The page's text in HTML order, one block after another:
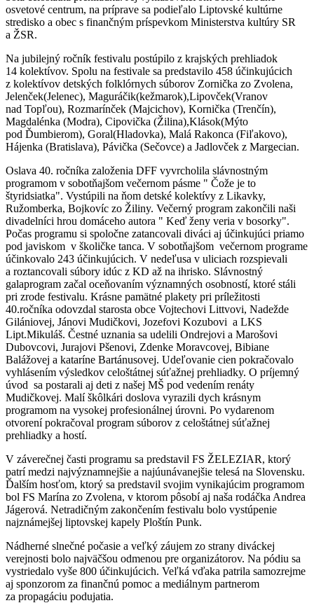
osvetové centrum, na príprave sa podieľalo Liptovské kultúrne
stredisko a obec s finančným príspevkom Ministerstva kultúry SR
a ŽSR.
Na jubilejný ročník festivalu postúpilo z krajských prehliadok
14 kolektívov. Spolu na festivale sa predstavilo 458 účinkujúcich
z kolektívov detských folklórnych súborov Zornička zo Zvolena,
Jelenček(Jelenec), Maguráčik(kežmarok),Lipovček(Vranov
nad Topľou), Rozmarínček (Majcichov), Kornička (Trenčín),
Magdalénka (Modra), Cipovička (Žilina),Klások(Mýto
pod Ďumbierom), Goral(Hladovka), Malá Rakonca (Fiľakovo),
Hájenka (Bratislava), Pávička (Sečovce) a Jadlovček z Margecian.
Oslava 40. ročníka založenia DFF vyvrcholila slávnostným
programom v sobotňajšom večernom pásme " Čože je to
štyridsiatka". Vystúpili na ňom detské kolektívy z Likavky,
Ružomberka, Bojkovíc zo Žiliny. Večerný program zakončili naši
divadelníci hrou domáceho autora " Keď ženy veria v bosorky".
Počas programu si spoločne zatancovali diváci aj účinkujúci priamo
pod javiskom v školičke tanca. V sobotňajšom večernom programe
účinkovalo 243 účinkujúcich. V nedeľusa v uliciach rozspievali
a roztancovali súbory idúc z KD až na ihrisko. Slávnostný
galaprogram začal oceňovaním významných osobností, ktoré stáli
pri zrode festivalu. Krásne pamätné plakety pri príležitosti
40.ročníka odovzdal starosta obce Vojtechovi Littvovi, Nadežde
Gilániovej, Jánovi Mudičkovi, Jozefovi Kozubovi a LKS
Lipt.Mikuláš. Čestné uznania sa udelili Ondrejovi a Marošovi
Dubovcovi, Jurajovi Pšenovi, Zdenke Moravcovej, Bibiane
Balážovej a kataríne Bartánusovej. Udeľovanie cien pokračovalo
vyhlásením výsledkov celoštátnej súťažnej prehliadky. O príjemný
úvod sa postarali aj deti z našej MŠ pod vedením renáty
Mudičkovej. Malí škôlkári doslova vyrazili dych krásnym
programom na vysokej profesionálnej úrovni. Po vydarenom
otvorení pokračoval program súborov z celoštátnej súťažnej
prehliadky a hostí.
V záverečnej časti programu sa predstavil FS ŽELEZIAR, ktorý
patrí medzi najvýznamnejšie a najúunávanejšie telesá na Slovensku.
Ďalším hosťom, ktorý sa predstavil svojim vynikajúcim programom
bol FS Marína zo Zvolena, v ktorom pôsobí aj naša rodáčka Andrea
Jágerová. Netradičným zakončením festivalu bolo vystúpenie
najznámejšej liptovskej kapely Ploštín Punk.
Nádherné slnečné počasie a veľký záujem zo strany diváckej
verejnosti bolo najväčšou odmenou pre organizátorov. Na pódiu sa
vystriedalo vyše 800 účinkujúcich. Veľká vďaka patrila samozrejme
aj sponzorom za finančnú pomoc a mediálnym partnerom
za propagáciu podujatia.